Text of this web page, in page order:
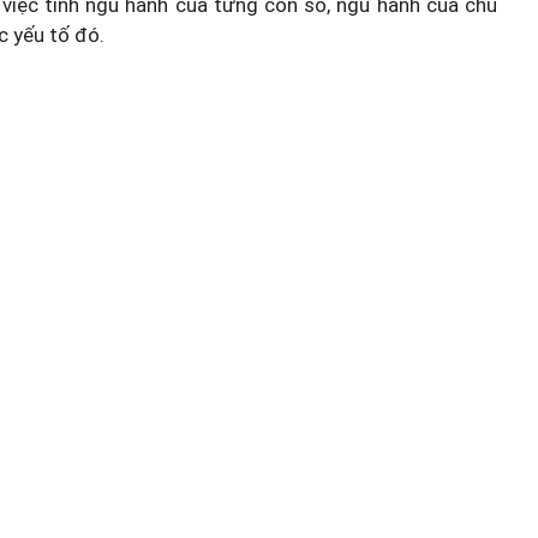
tính ngũ hành của từng con số, ngũ hành của chủ
yếu tố đó.